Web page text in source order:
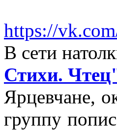
https://
В сети
Стихи.
Ярцевчане,
группу